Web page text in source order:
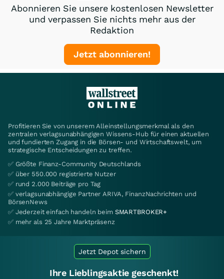
Abonnieren Sie unsere kostenlosen Newsletter
und verpassen Sie nichts mehr aus der
Redaktion
Jetzt abonnieren!
Profitieren Sie von unserem Alleinstellungsmerkmal als den
zentralen verlagsunabhängigen Wissens-Hub für einen aktuellen
und fundierten Zugang in die Börsen- und Wirtschaftswelt, um
strategische Entscheidungen zu treffen.
✅ Größte Finanz-Community Deutschlands
✅ über 550.000 registrierte Nutzer
✅ rund 2.000 Beiträge pro Tag
✅ verlagsunabhängige Partner ARIVA, FinanzNachrichten und
BörsenNews
✅ Jederzeit einfach handeln beim SMARTBROKER+
✅ mehr als 25 Jahre Marktpräsenz
Jetzt Depot sichern
Ihre Lieblingsaktie geschenkt!